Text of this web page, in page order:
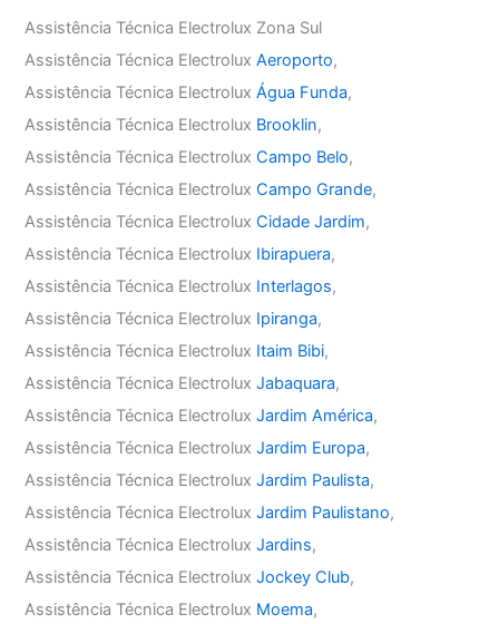
Assistência Técnica Electrolux Zona Sul
Assistência Técnica ElectroluxAeroporto,
Assistência Técnica ElectroluxÁgua Funda,
Assistência Técnica Electrolux Brooklin,
Assistência Técnica ElectroluxCampo Belo,
Assistência Técnica ElectroluxCampo Grande,
Assistência Técnica ElectroluxCidade Jardim,
Assistência Técnica Electrolux Ibirapuera,
Assistência Técnica Electrolux Interlagos,
Assistência Técnica Electrolux Ipiranga,
Assistência Técnica Electrolux Itaim Bibi,
Assistência Técnica ElectroluxJabaquara,
Assistência Técnica ElectroluxJardim América,
Assistência Técnica ElectroluxJardim Europa,
Assistência Técnica ElectroluxJardim Paulista,
Assistência Técnica ElectroluxJardim Paulistano,
Assistência Técnica ElectroluxJardins,
Assistência Técnica ElectroluxJockey Club,
Assistência Técnica Electrolux Moema,